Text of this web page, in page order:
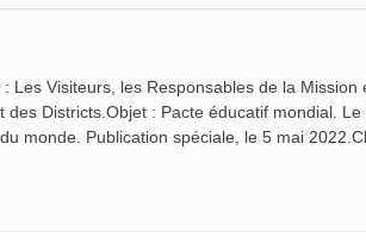
Les Visiteurs, les Responsables de la Mission
Districts.Objet : Pacte éducatif mondial. Le
monde. Publication spéciale, le 5 mai